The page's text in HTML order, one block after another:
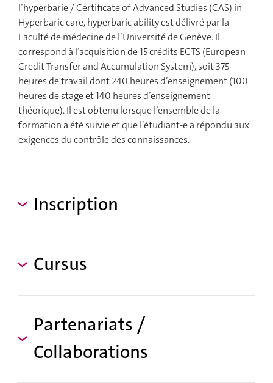
l’hyperbarie / Certificate of Advanced Studies (CAS) in
Hyperbaric care, hyperbaric ability est délivré par la
Faculté de médecine de l’Université de Genève. Il
correspond à l’acquisition de 15 crédits ECTS (European
Credit Transfer and Accumulation System), soit 375
heures de travail dont 240 heures d’enseignement (100
heures de stage et 140 heures d’enseignement
théorique). Il est obtenu lorsque l’ensemble de la
formation a été suivie et que l’étudiant-e a répondu aux
exigences du contrôle des connaissances.
Inscription
Cursus
Partenariats /
Collaborations